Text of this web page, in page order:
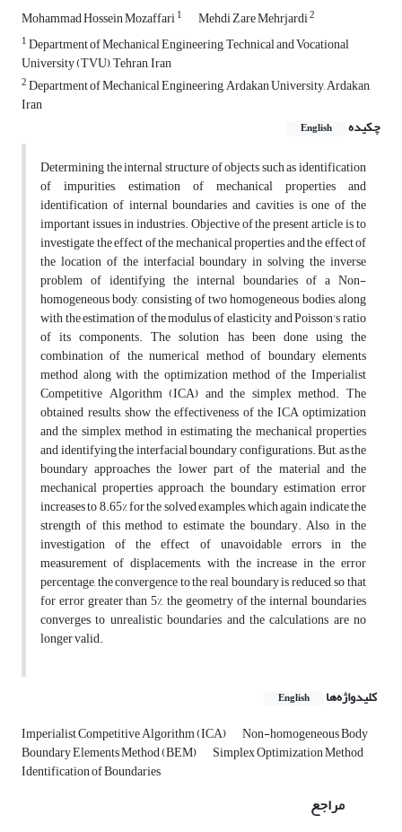
Mohammad Hossein Mozaffari1 Mehdi Zare Mehrjardi2
1Department of Mechanical Engineering, Technical and Vocational
University (TVU), Tehran, Iran
2Department of Mechanical Engineering, Ardakan University, Ardakan,
Iran
چکیده
English
Determining the internal structure of objects such as identification
of impurities, estimation of mechanical properties and
identification of internal boundaries and cavities is one of the
important issues in industries. Objective of the present article is to
investigate the effect of the mechanical properties and the effect of
the location of the interfacial boundary in solving the inverse
problem of identifying the internal boundaries of a Non-
homogeneous body, consisting of two homogeneous bodies, along
with the estimation of the modulus of elasticity and Poisson's ratio
of its components. The solution has been done using the
combination of the numerical method of boundary elements
method along with the optimization method of the Imperialist
Competitive Algorithm (ICA) and the simplex method. The
obtained results, show the effectiveness of the ICA optimization
and the simplex method in estimating the mechanical properties
and identifying the interfacial boundary configurations. But, as the
boundary approaches the lower part of the material and the
mechanical properties approach, the boundary estimation error
increases to 8.65% for the solved examples, which again indicate the
strength of this method to estimate the boundary. Also, in the
investigation of the effect of unavoidable errors in the
measurement of displacements, with the increase in the error
percentage, the convergence to the real boundary is reduced, so that
for error greater than 5%, the geometry of the internal boundaries
converges to unrealistic boundaries and the calculations are no
longer valid.
کلیدواژه‌ها English
Imperialist Competitive Algorithm (ICA) Non-homogeneous Body
Boundary Elements Method (BEM) Simplex Optimization Method
Identification of Boundaries
مراجع